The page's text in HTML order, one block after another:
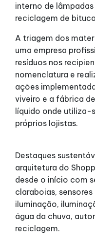
interno de
reciclagem de
A triagem dos
uma empresa
resíduos nos
nomenclatura e
ações
viveiro e a fábrica
líquido onde utiliza-
próprios lojistas.
Destaques
arquitetura do
desde o início com
claraboias,
iluminação,
água da chuva,
reciclagem.